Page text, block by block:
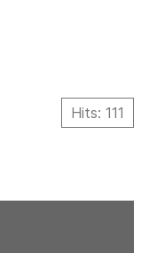
Hits: 111